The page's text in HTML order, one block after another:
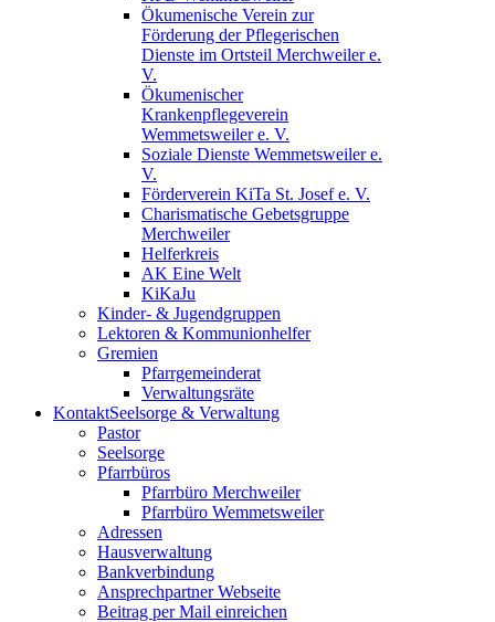
Ökumenische Verein zur
Förderung der Pflegerischen
Dienste im Ortsteil Merchweiler e.
V.
Ökumenischer
Krankenpflegeverein
Wemmetsweiler e. V.
Soziale Dienste Wemmetsweiler e.
V.
Förderverein KiTa St. Josef e. V.
Charismatische Gebetsgruppe
Merchweiler
Helferkreis
AK Eine Welt
KiKaJu
Kinder- & Jugendgruppen
Lektoren & Kommunionhelfer
Gremien
Pfarrgemeinderat
Verwaltungsräte
KontaktSeelsorge & Verwaltung
Pastor
Seelsorge
Pfarrbüros
Pfarrbüro Merchweiler
Pfarrbüro Wemmetsweiler
Adressen
Hausverwaltung
Bankverbindung
Ansprechpartner Webseite
Beitrag per Mail einreichen